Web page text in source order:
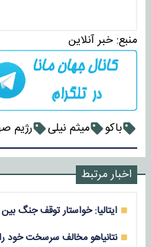
منبع:خبر آنلاین
باکو میثم نیلی رژیم
اخبار مرتبط
ایتالیا: خواستار توقف جنگ
نتانیاهو مخالف سرسخت خود را